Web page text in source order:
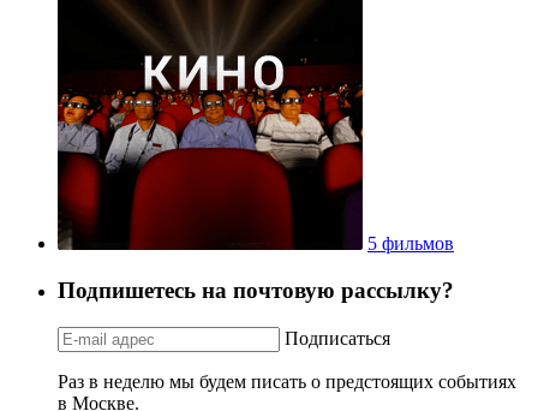
5 фильмов
Подпишетесь на почтовую рассылку?
Подписаться
Раз в неделю мы будем писать о предстоящих событиях
в Москве.